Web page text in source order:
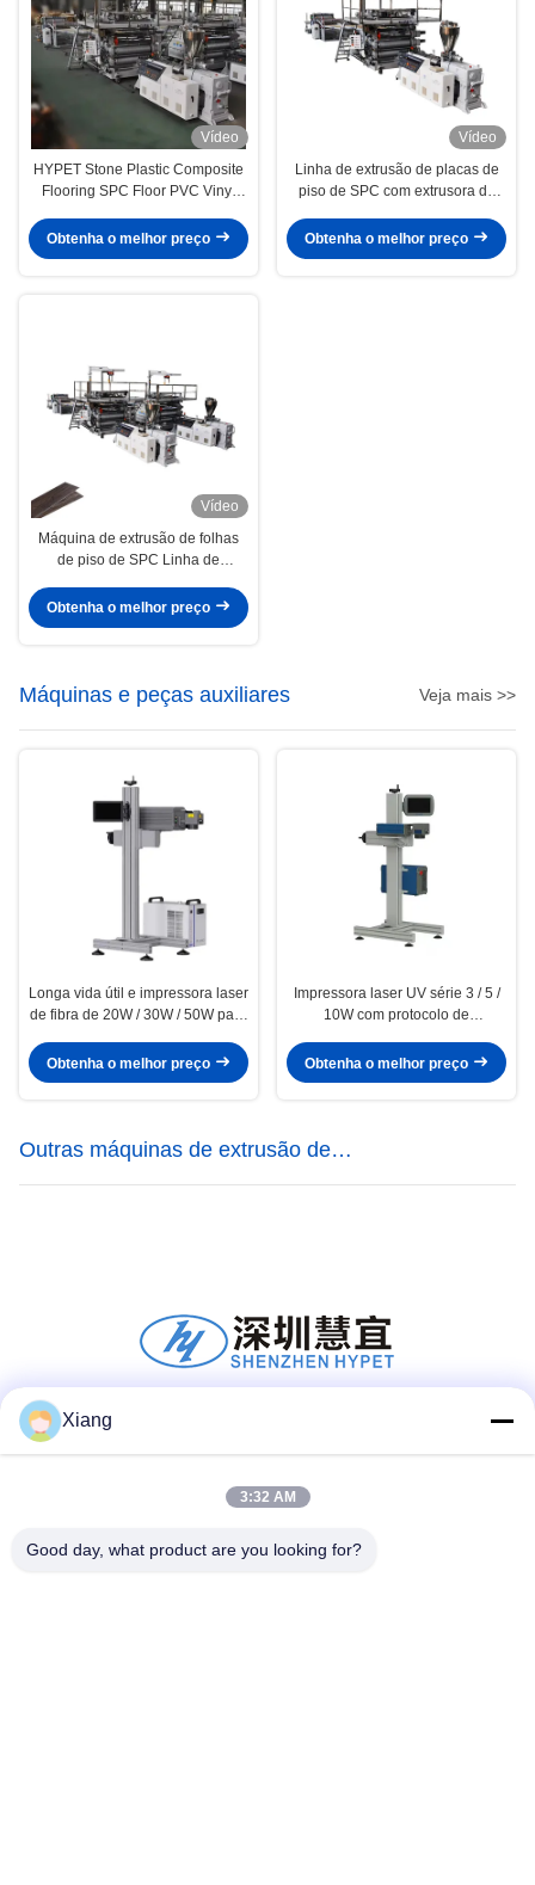
Vídeo
HYPET Stone Plastic Composite
Flooring SPC Floor PVC Vinyl
Production Making Machine
Obtenha o melhor preço
Vídeo
Linha de extrusão de placas de
piso de SPC com extrusora de
95/192
Obtenha o melhor preço
Vídeo
Máquina de extrusão de folhas
de piso de SPC Linha de
composto de pedra
Obtenha o melhor preço
Máquinas e peças auxiliares Veja mais >>
Longa vida útil e impressora laser
de fibra de 20W / 30W / 50W para
Obtenha o melhor preço
Impressora laser UV série 3 / 5 /
10W com protocolo de
Obtenha o melhor preço
Outras máquinas de extrusão de
plásticos
Contato Rápido
Xiang
3:32 AM
Good day, what product are you looking for?